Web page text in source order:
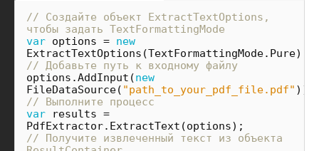
// Создайте объект ExtractTextOptions,
чтобы задать TextFormattingMode
var options = new
ExtractTextOptions (TextFormattingMode. Pure);
// Добавьте путь к входному файлу
options .AddInput (new
FileDataSource( "path_to_your_pdf_file.pdf" ));
// Выполните процесс
var
results =
PdfExtractor. ExtractText (options);
// Получите извлеченный текст из объекта